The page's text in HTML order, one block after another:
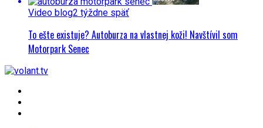
Video blog2 týždne späť
To ešte existuje? Autoburza na vlastnej koži! Navštívil som
Motorpark Senec